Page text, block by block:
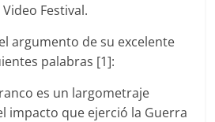
Festival.
argumento de su excelente
palabras [1]:
es un largometraje
impacto que ejerció la Guerra